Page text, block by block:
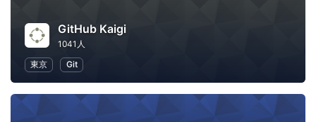
GitHub Kaigi
1041人
東京
Git